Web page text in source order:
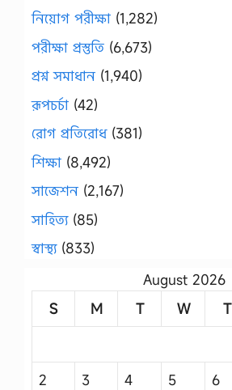
নিয়োগ পরীক্ষা (1,282)
পরীক্ষা প্রস্তুতি (6,673)
প্রশ্ন সমাধান (1,940)
রূপচর্চা (42)
রোগ প্রতিরোধ(381)
শিক্ষা (8,492)
সাজেশন (2,167)
সাহিত্য(85)
স্বাস্থ্য(833)
August 2026
S
M T W T
2
3 4 5 6